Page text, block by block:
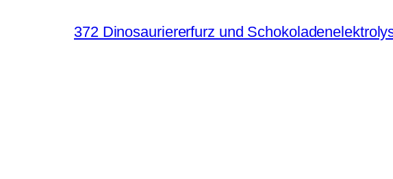
372 Dinosauriererfurz und